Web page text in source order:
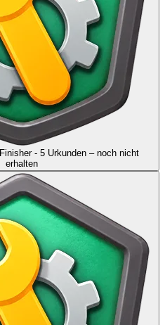
- 5 Urkunden – noch nicht
erhalten